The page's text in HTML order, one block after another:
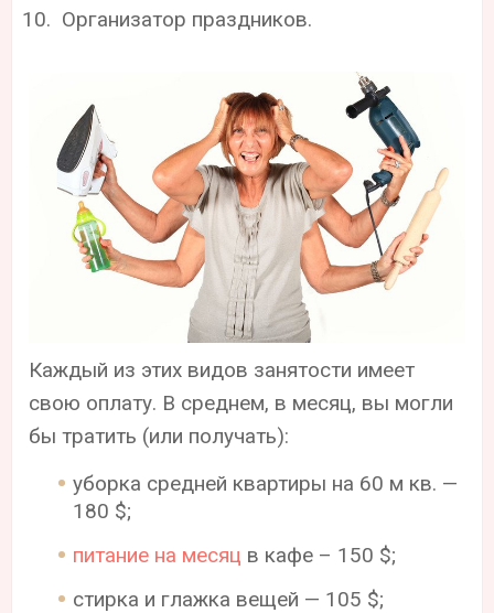
Организатор праздников.
Каждый из этих видов занятости имеет
свою оплату. В среднем, в месяц, вы могли
бы тратить (или получать):
уборка средней квартиры на 60 м кв. —
180 $;
питание на месяц в кафе – 150 $;
стирка и глажка вещей — 105 $;